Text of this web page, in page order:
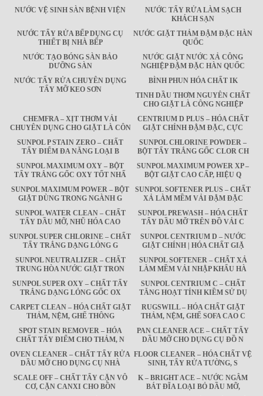
NƯỚC VỆ SINH SÀN BỆNH VIỆN
NƯỚC TẨY RỬA LÀM SẠCH
KHÁCH SẠN
NƯỚC TẨY RỬA BẾP DỤNG CỤ
THIẾT BỊ NHÀ BẾP
NƯỚC GIẶT THẢM ĐẬM ĐẶC HÀN
QUỐC
NƯỚC TẠO BÓNG SÀN BẢO
DƯỠNG SÀN
NƯỚC GIẶT NƯỚC XẢ CÔNG
NGHIỆP ĐẬM ĐẶC HÀN QUỐC
NƯỚC TẨY RỬA CHUYÊN DỤNG
TẨY MỠ KEO SƠN
BÌNH PHUN HÓA CHẤT IK
TINH DẦU THƠM NGUYÊN CHẤT
CHO GIẶT LÀ CÔNG NGHIỆP
CHEMFRA – XỊT THƠM VẢI
CHUYÊN DỤNG CHO GIẶT LÀ CÔN
CENTRIUM D PLUS – HÓA CHẤT
GIẶT CHÍNH ĐẬM ĐẶC, CỰC
SUNPOL P STAIN ZERO – CHẤT
TẨY ĐIỂM ĐA NĂNG LOẠI B
SUNPOL CHLORINE POWDER –
BỘT TẨY TRẮNG GỐC CLOR CH
SUNPOL MAXIMUM OXY – BỘT
TẨY TRẮNG GỐC OXY TỐT NHẤ
SUNPOL MAXIMUM POWER XP –
BỘT GIẶT CAO CẤP, HIỆU Q
SUNPOL MAXIMUM POWER – BỘT
GIẶT DÙNG TRONG NGÀNH G
SUNPOL SOFTENER PLUS – CHẤT
XẢ LÀM MỀM VẢI ĐẬM ĐẶC
SUNPOL WATER CLEAN – CHẤT
TẨY DẦU MỠ, NHŨ HÓA CAO
SUNPOL PREWASH – HÓA CHẤT
TẨY DẦU MỠ TRÊN ĐỒ VẢI C
SUNPOL SUPER CHLORINE – CHẤT
TẨY TRẮNG DẠNG LỎNG G
SUNPOL CENTRIUM D – NƯỚC
GIẶT CHÍNH | HÓA CHẤT GIẶ
SUNPOL NEUTRALIZER – CHẤT
TRUNG HÒA NƯỚC GIẶT TRON
SUNPOL SOFTENER – CHẤT XẢ
LÀM MỀM VẢI NHẬP KHẨU HÀ
SUNPOL SUPER OXY – CHẤT TẨY
TRẮNG DẠNG LỎNG GỐC OX
SUNPOL CENTRIUM C – CHẤT
TĂNG HOẠT TÍNH KIỀM SỬ DỤ
CARPET CLEAN – HÓA CHẤT GIẶT
THẢM, NỆM, GHẾ THÔNG
RUGSWILL – HÓA CHẤT GIẶT
THẢM, NỆM, GHẾ SOFA CAO C
SPOT STAIN REMOVER – HÓA
CHẤT TẨY ĐIỂM CHO THẢM, N
PAN CLEANER ACE – CHẤT TẨY
DẦU MỠ CHO DỤNG CỤ ĐỒ N
OVEN CLEANER – CHẤT TẨY RỬA
DẦU MỠ CHO DỤNG CỤ NHÀ
FLOOR CLEANER – HÓA CHẤT VỆ
SINH, TẨY RỬA TƯỜNG, S
SCALE OFF – CHẤT TẨY CẶN VÔ
CƠ, CẶN CANXI CHO BỒN
K – BRIGHT ACE – NƯỚC NGÂM
BÁT ĐĨA LOẠI BỎ DẦU MỠ,